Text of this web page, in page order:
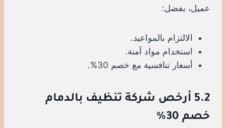
عميل، بفضل:
الالتزام بالمواعيد.
استخدام مواد آمنة.
أسعار تنافسية مع خصم 30%.
5.2 أرخص شركة تنظيف بالدمام
خصم 30%